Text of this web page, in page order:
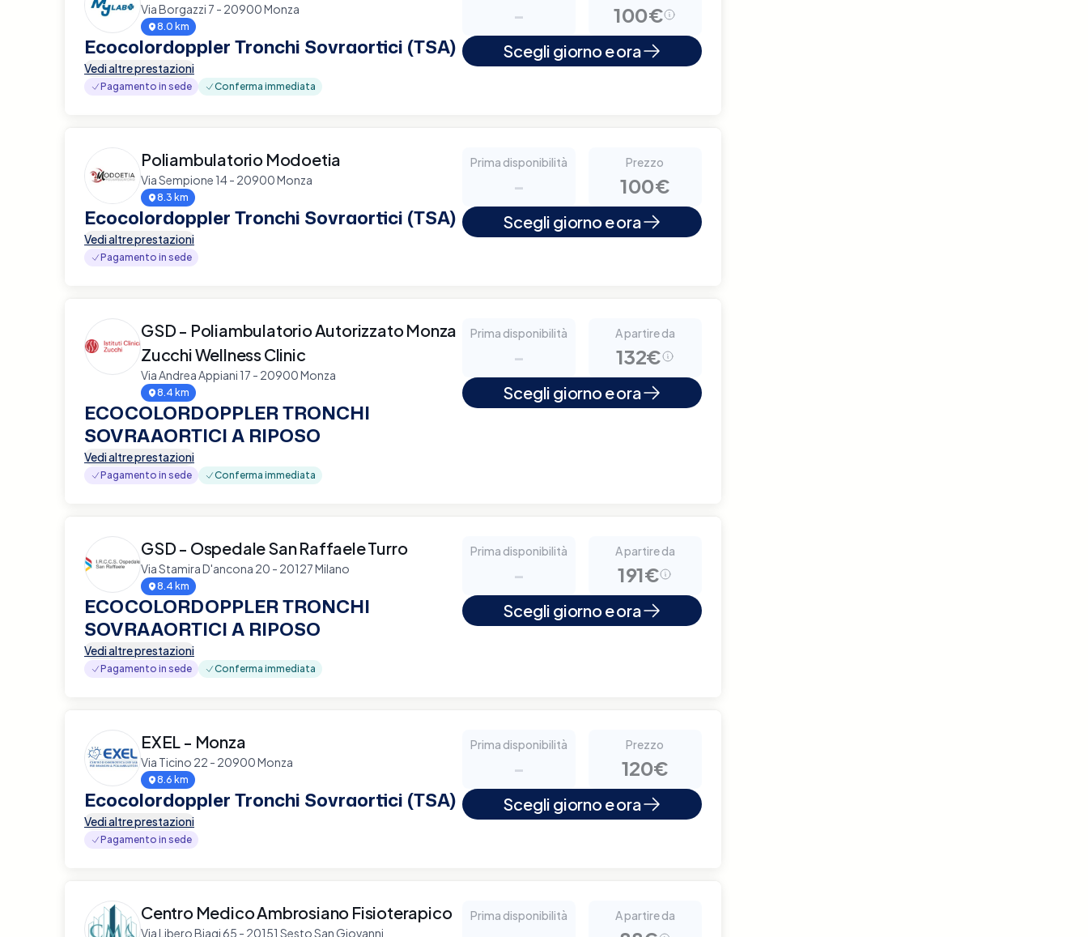
Via Borgazzi 7 - 20900 Monza
8.0 km
Ecocolordoppler Tronchi Sovraortici (TSA)
Vedi altre prestazioni
Pagamento in sede Conferma immediata
- 100€
Scegli giorno e ora
Poliambulatorio Modoetia
Via Sempione 14 - 20900 Monza
8.3 km
Ecocolordoppler Tronchi Sovraortici (TSA)
Vedi altre prestazioni
Pagamento in sede
Prima disponibilità
-
Prezzo
100€
Scegli giorno e ora
GSD - Poliambulatorio Autorizzato Monza
Zucchi Wellness Clinic
Via Andrea Appiani 17 - 20900 Monza
8.4 km
ECOCOLORDOPPLER TRONCHI
SOVRAAORTICI A RIPOSO
Vedi altre prestazioni
Pagamento in sede Conferma immediata
Prima disponibilità
-
A partire da
132€
Scegli giorno e ora
GSD - Ospedale San Raffaele Turro
Via Stamira D'ancona 20 - 20127 Milano
8.4 km
ECOCOLORDOPPLER TRONCHI
SOVRAAORTICI A RIPOSO
Vedi altre prestazioni
Pagamento in sede Conferma immediata
Prima disponibilità
-
A partire da
191€
Scegli giorno e ora
EXEL - Monza
Via Ticino 22 - 20900 Monza
8.6 km
Ecocolordoppler Tronchi Sovraortici (TSA)
Vedi altre prestazioni
Pagamento in sede
Prima disponibilità
-
Prezzo
120€
Scegli giorno e ora
Centro Medico Ambrosiano Fisioterapico
Via Libero Biagi 65 - 20151 Sesto San Giovanni
Prima disponibilità A partire da